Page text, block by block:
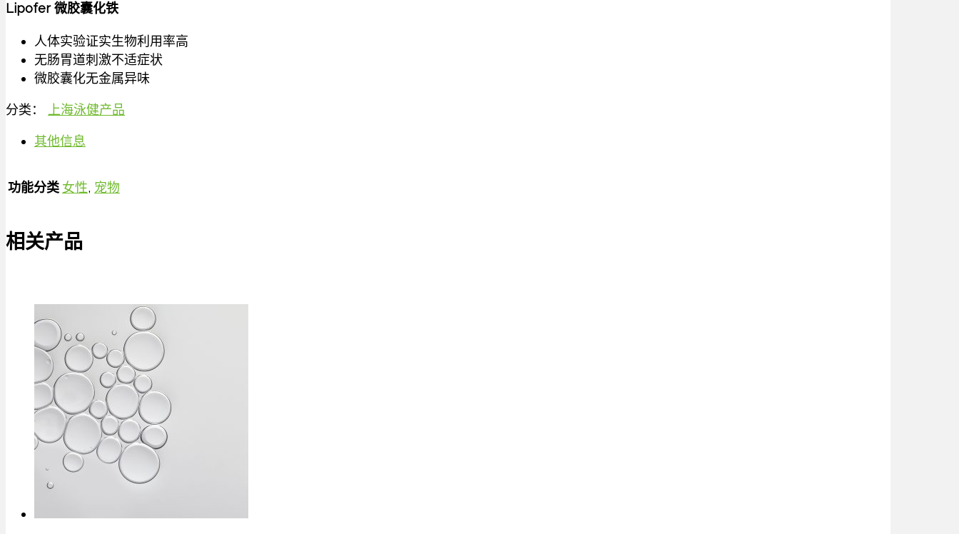
Lipofer 微胶囊化铁
人体实验证实生物利用率高
无肠胃道刺激不适症状
微胶囊化无金属异味
分类： 上海泳健产品
其他信息
功能分类 女性, 宠物
相关产品